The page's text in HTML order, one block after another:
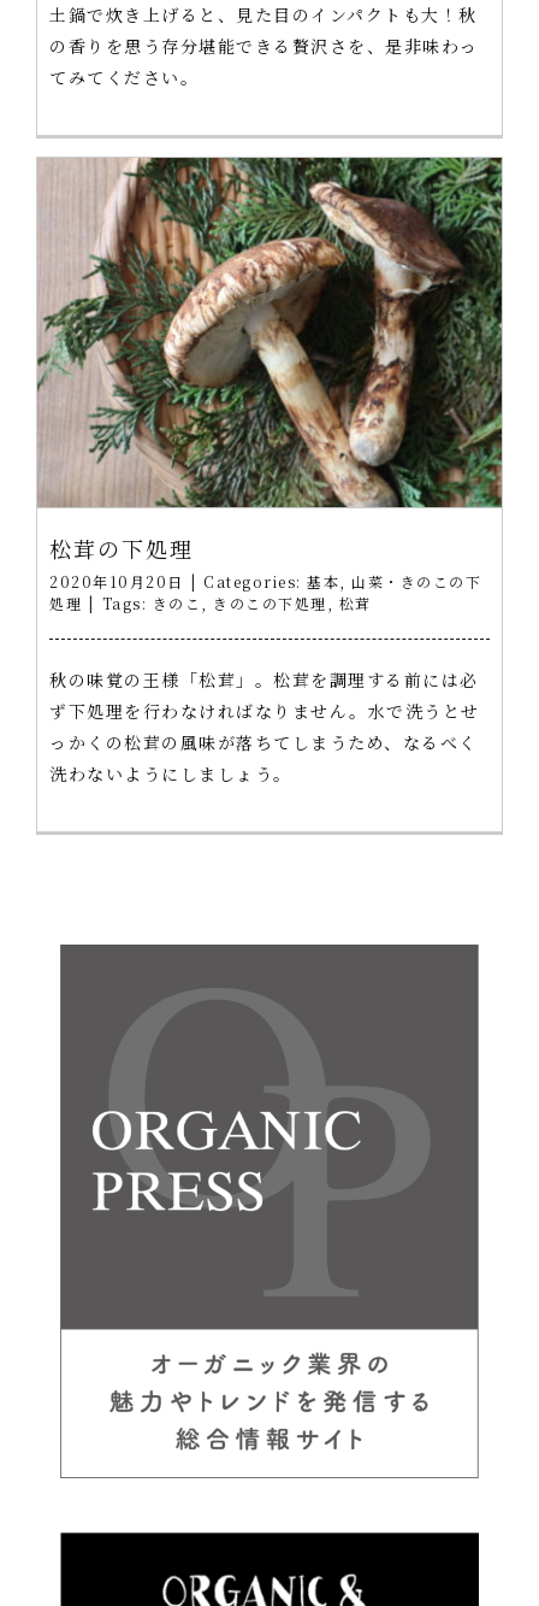
土鍋で炊き上げると、見た目のインパクトも大！秋
の香りを思う存分堪能できる贅沢さを、是非味わっ
てみてください。
松茸の下処理
2020年10月20日 | Categories: 基本
山菜・きのこの下
処理 | Tags: きのこ きのこの下処理 松茸
秋の味覚の王様「松茸」。松茸を調理する前には必
ず下処理を行わなければなりません。水で洗うとせ
っかくの松茸の風味が落ちてしまうため、なるべく
洗わないようにしましょう。